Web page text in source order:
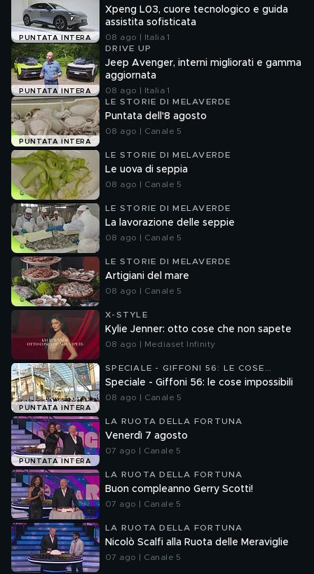
PUNTATA INTERA
Xpeng L03, cuore tecnologico e guida
assistita sofisticata
08 ago | Italia 1
PUNTATA INTERA
DRIVE UP
Jeep Avenger, interni migliorati e gamma
aggiornata
08 ago | Italia 1
PUNTATA INTERA
LE STORIE DI MELAVERDE
Puntata dell'8 agosto
08 ago | Canale 5
LE STORIE DI MELAVERDE
Le uova di seppia
08 ago | Canale 5
LE STORIE DI MELAVERDE
La lavorazione delle seppie
08 ago | Canale 5
LE STORIE DI MELAVERDE
Artigiani del mare
08 ago | Canale 5
X-STYLE
Kylie Jenner: otto cose che non sapete
08 ago | Mediaset Infinity
PUNTATA INTERA
SPECIALE - GIFFONI 56: LE COSE
IMPOSSIBILI
Speciale - Giffoni 56: le cose impossibili
08 ago | Canale 5
PUNTATA INTERA
LA RUOTA DELLA FORTUNA
Venerdì 7 agosto
07 ago | Canale 5
LA RUOTA DELLA FORTUNA
Buon compleanno Gerry Scotti!
07 ago | Canale 5
LA RUOTA DELLA FORTUNA
Nicolò Scalfi alla Ruota delle Meraviglie
07 ago | Canale 5